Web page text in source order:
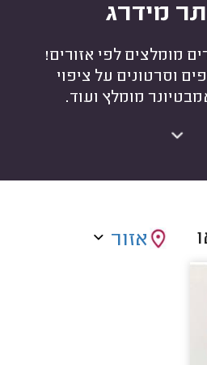
מידרג
מומלצים לפי אזורים!
וסרטונים על ציפוי
מומלץ ועוד.
אזור